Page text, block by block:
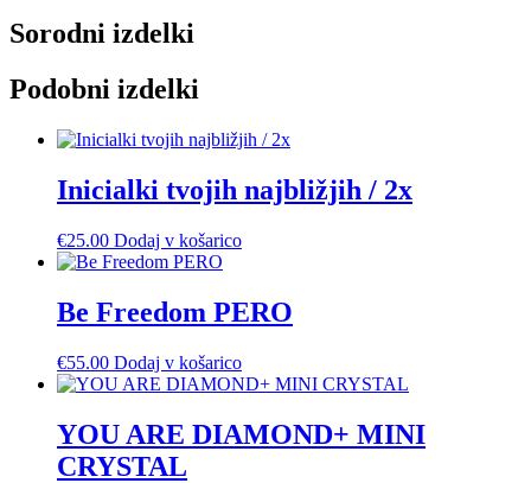
Sorodni izdelki
Podobni izdelki
Inicialki tvojih najbližjih / 2x
€25.00 Dodaj v košarico
Be Freedom PERO
€55.00 Dodaj v košarico
YOU ARE DIAMOND+ MINI
CRYSTAL